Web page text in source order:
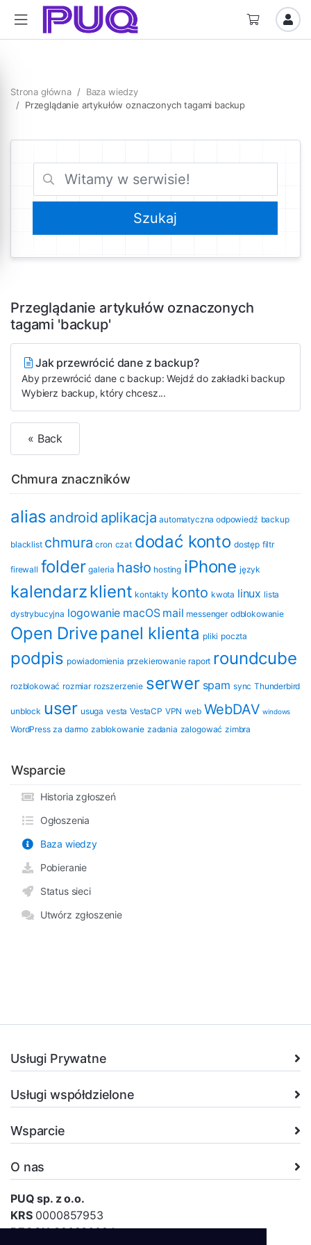
Strona główna
Baza wiedzy
Przeglądanie artykułów oznaczonych tagami backup
Przeglądanie artykułów oznaczonych
tagami 'backup'
Jak przewrócić dane z backup?
Aby przewrócić dane c backup: Wejdź do zakładki backup
Wybierz backup, który chcesz...
« Back
Chmura znaczników
alias android aplikacja automatyczna odpowiedź backup
blacklist chmura cron czat dodać konto dostęp filtr
firewall folder galeria hasło hosting iPhone język
kalendarzklient kontakty konto kwota linux lista
dystrybucyjna logowanie macOS mail messenger odblokowanie
Open Drivepanel klienta pliki poczta
podpis powiadomienia przekierowanie raport roundcube
rozblokować rozmiar rozszerzenie serwer spam sync Thunderbird
unblock user usuga vesta VestaCP VPN web WebDAV windows
WordPress za darmo zablokowanie zadania zalogować zimbra
Wsparcie
Historia zgłoszeń
Ogłoszenia
Baza wiedzy
Pobieranie
Status sieci
Utwórz zgłoszenie
Usługi Prywatne
Usługi współdzielone
Wsparcie
O nas
PUQ sp. z o.o.
KRS0000857953
REGON386936024